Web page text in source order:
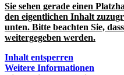
Sie sehen gerade einen
den eigentlichen Inhalt
unten. Bitte beachten Sie,
weitergegeben werden.
Inhalt entsperren
Weitere Informationen